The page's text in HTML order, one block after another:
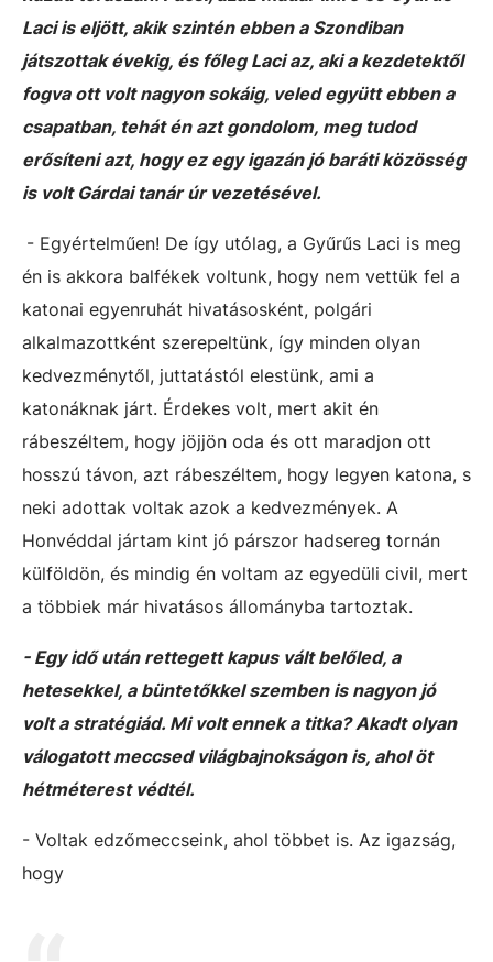
Laci is eljött, akik szintén ebben a Szondiban
játszottak évekig, és főleg Laci az, aki a kezdetektől
fogva ott volt nagyon sokáig, veled együtt ebben a
csapatban, tehát én azt gondolom, meg tudod
erősíteni azt, hogy ez egy igazán jó baráti közösség
is volt Gárdai tanár úr vezetésével.
- Egyértelműen! De így utólag, a Gyűrűs Laci is meg
én is akkora balfékek voltunk, hogy nem vettük fel a
katonai egyenruhát hivatásosként, polgári
alkalmazottként szerepeltünk, így minden olyan
kedvezménytől, juttatástól elestünk, ami a
katonáknak járt. Érdekes volt, mert akit én
rábeszéltem, hogy jöjjön oda és ott maradjon ott
hosszú távon, azt rábeszéltem, hogy legyen katona, s
neki adottak voltak azok a kedvezmények. A
Honvéddal jártam kint jó párszor hadsereg tornán
külföldön, és mindig én voltam az egyedüli civil, mert
a többiek már hivatásos állományba tartoztak.
- Egy idő után rettegett kapus vált belőled, a
hetesekkel, a büntetőkkel szemben is nagyon jó
volt a stratégiád. Mi volt ennek a titka? Akadt olyan
válogatott meccsed világbajnokságon is, ahol öt
hétméterest védtél.
- Voltak edzőmeccseink, ahol többet is. Az igazság,
hogy